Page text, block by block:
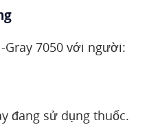
7050 với người:
đang sử dụng thuốc.